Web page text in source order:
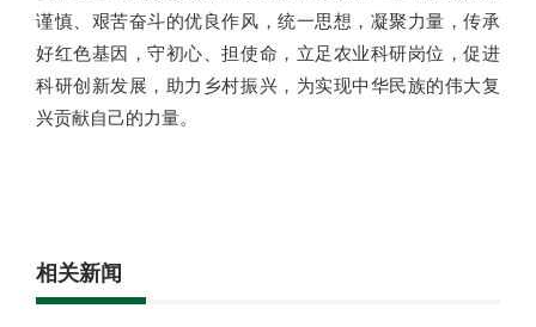
谨慎、艰苦奋斗的优良作风，统一思想，凝聚力量，传承
好红色基因，守初心、担使命，立足农业科研岗位，促进
科研创新发展，助力乡村振兴，为实现中华民族的伟大复
兴贡献自己的力量。
相关新闻